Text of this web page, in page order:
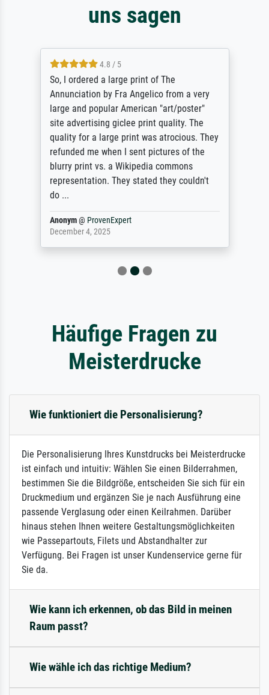
uns sagen
4.8 / 5
So, I ordered a large print of The
Annunciation by Fra Angelico from a very
large and popular American "art/poster"
site advertising giclee print quality. The
quality for a large print was atrocious. They
refunded me when I sent pictures of the
blurry print vs. a Wikipedia commons
representation. They stated they couldn't
do ...
Anonym@ ProvenExpert
December 4, 2025
Häufige Fragen zu
Meisterdrucke
Wie funktioniert die Personalisierung?
Die Personalisierung Ihres Kunstdrucks bei Meisterdrucke
ist einfach und intuitiv: Wählen Sie einen Bilderrahmen,
bestimmen Sie die Bildgröße, entscheiden Sie sich für ein
Druckmedium und ergänzen Sie je nach Ausführung eine
passende Verglasung oder einen Keilrahmen. Darüber
hinaus stehen Ihnen weitere Gestaltungsmöglichkeiten
wie Passepartouts, Filets und Abstandhalter zur
Verfügung. Bei Fragen ist unser Kundenservice gerne für
Sie da.
Wie kann ich erkennen, ob das Bild in meinen
Raum passt?
Wie wähle ich das richtige Medium?